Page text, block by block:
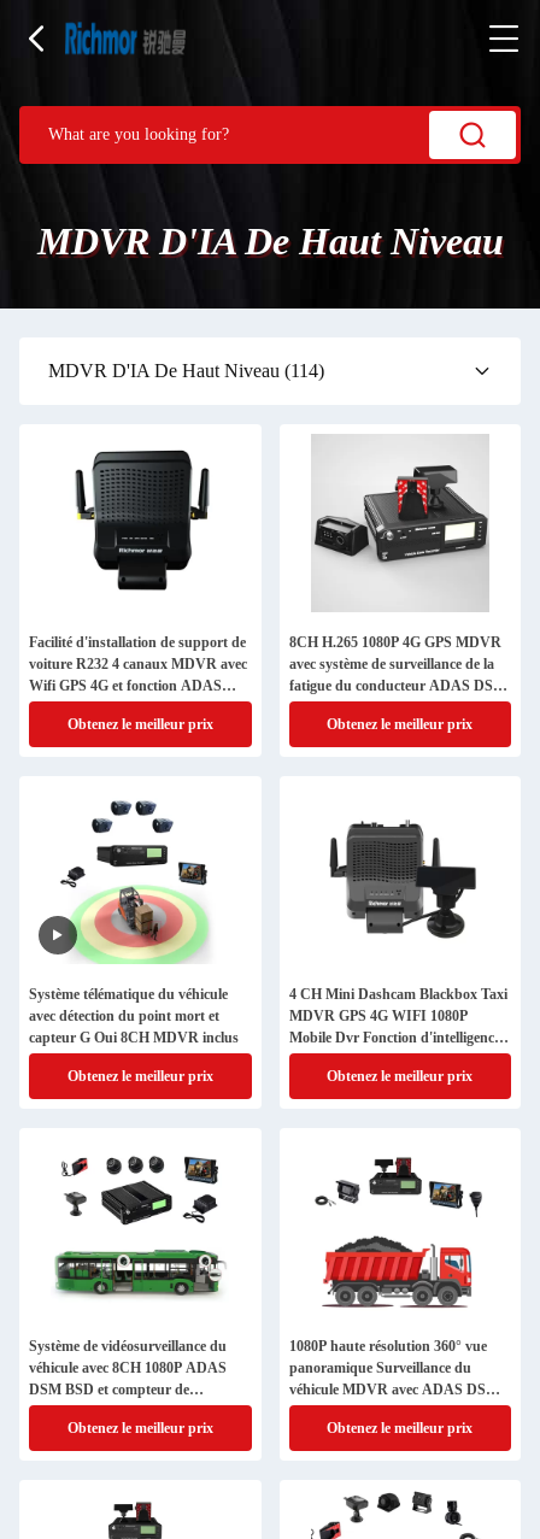
MDVR D'IA De Haut Niveau
MDVR D'IA De Haut Niveau (114)
Facilité d'installation de support de
voiture R232 4 canaux MDVR avec
Wifi GPS 4G et fonction ADAS
DSM
Obtenez le meilleur prix
8CH H.265 1080P 4G GPS MDVR
avec système de surveillance de la
fatigue du conducteur ADAS DSM
BSD AI Mobile DVR
Obtenez le meilleur prix
Système télématique du véhicule
avec détection du point mort et
capteur G Oui 8CH MDVR inclus
Obtenez le meilleur prix
4 CH Mini Dashcam Blackbox Taxi
MDVR GPS 4G WIFI 1080P
Mobile Dvr Fonction d'intelligence
artificielle en option
Obtenez le meilleur prix
Système de vidéosurveillance du
véhicule avec 8CH 1080P ADAS
DSM BSD et compteur de
passagers
Obtenez le meilleur prix
1080P haute résolution 360° vue
panoramique Surveillance du
véhicule MDVR avec ADAS DSM
BSD
Obtenez le meilleur prix